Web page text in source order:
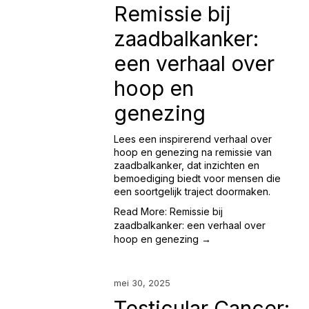
Remissie bij
zaadbalkanker:
een verhaal over
hoop en
genezing
Lees een inspirerend verhaal over
hoop en genezing na remissie van
zaadbalkanker, dat inzichten en
bemoediging biedt voor mensen die
een soortgelijk traject doormaken.
Read More: Remissie bij
zaadbalkanker: een verhaal over
hoop en genezing →
mei 30, 2025